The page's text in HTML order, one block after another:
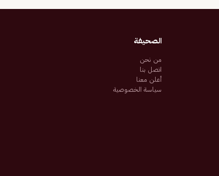
الصحيفة
من نحن
اتصل بنا
أعلن معنا
سياسة الخصوصية